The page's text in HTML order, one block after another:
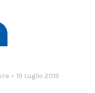
19 Luglio 2019